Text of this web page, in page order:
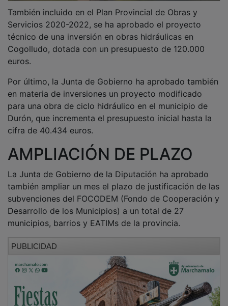
Servicios 2020-2022, se ha aprobado el proyecto
técnico de una inversión en obras hidráulicas en
Cogolludo, dotada con un presupuesto de 120.000
euros.
en materia de inversiones un proyecto modificado
para una obra de ciclo hidráulico en el municipio de
Durón, que incrementa el presupuesto inicial hasta la
cifra de 40.434 euros.
AMPLIACIÓN DE PLAZO
también ampliar un mes el plazo de justificación de las
subvenciones del FOCODEM (Fondo de Cooperación y
Desarrollo de los Municipios) a un total de 27
municipios, barrios y EATIMs de la provincia.